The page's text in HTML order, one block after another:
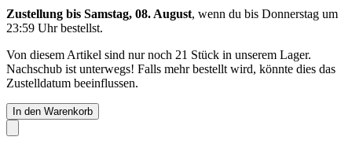
Zustellung bis Samstag, 08. August, wenn du bis Donnerstag um
23:59 Uhrbestellst.
Von diesem Artikel sind nur noch 21 Stück in unserem Lager.
Nachschub ist unterwegs! Falls mehr bestellt wird, könnte dies das
Zustelldatum beeinflussen.
In den Warenkorb